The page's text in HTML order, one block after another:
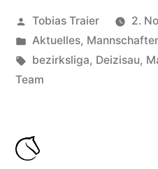
SF
Deizisau
III
SC
Kirchheim
Veröffentlicht
von
Tobias Traier
2.
Veröffentlicht
unter
Aktuelles,
Schlagwörter:
bezirksliga, Deizisau,
Team